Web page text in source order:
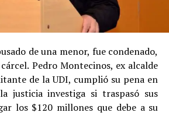
de una menor, fue condenado,
Pedro Montecinos, ex alcalde
de la UDI, cumplió su pena en
justicia investiga si traspasó sus
los $120 millones que debe a su